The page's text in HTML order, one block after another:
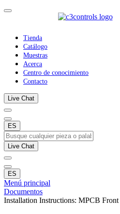
Tienda
Catálogo
Muestras
Acerca
Centro de conocimiento
Contacto
Live Chat
ES
Live Chat
ES
Menú principal
Documentos
Installation Instructions: MPCB